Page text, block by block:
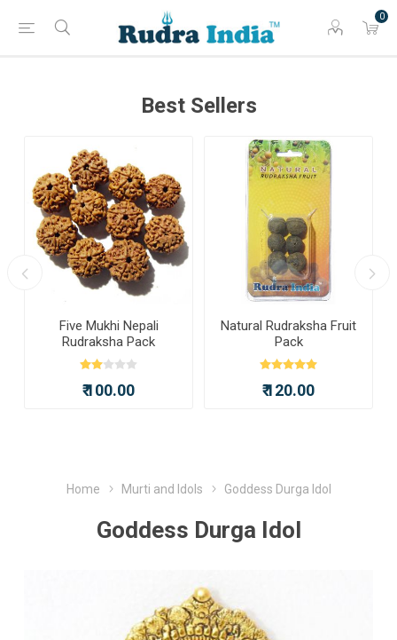
0
Best Sellers
Five Mukhi Nepali
Rudraksha Pack
₹ 100.00
Natural Rudraksha Fruit
Pack
₹ 120.00
Home Murti and Idols Goddess Durga Idol
Goddess Durga Idol